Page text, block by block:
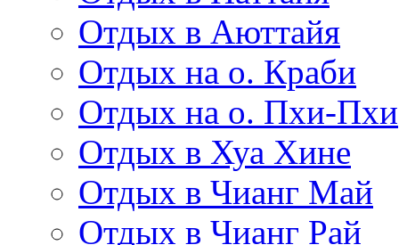
Отдых в Аюттайя
Отдых на о. Краби
Отдых на о. Пхи-Пхи
Отдых в Хуа Хине
Отдых в Чианг Май
Отдых в Чианг Рай